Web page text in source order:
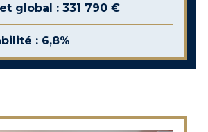
global : 331 790 €
: 6,8%